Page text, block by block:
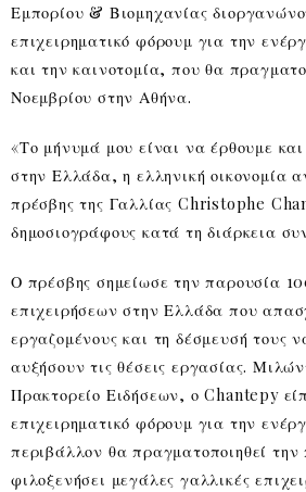
Εμπορίου & Βιομηχανίας
επιχειρηματικό φόρουμ για την
και την καινοτομία, που θα
Νοεμβρίου στην Αθήνα.
«Το μήνυμά μου είναι να έρθουμε
στην Ελλάδα, η ελληνική οικονομία
πρέσβης της Γαλλίας Christophe
δημοσιογράφους κατά τη διάρκεια
Ο πρέσβης σημείωσε την παρουσία
επιχειρήσεων στην Ελλάδα που
εργαζομένους και τη δέσμευσή τους
αυξήσουν τις θέσεις εργασίας.
Πρακτορείο Ειδήσεων, ο Chantepy
επιχειρηματικό φόρουμ για την
περιβάλλον θα πραγματοποιηθεί
φιλοξενήσει μεγάλες γαλλικές